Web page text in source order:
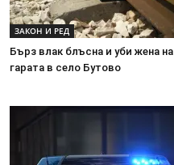
ЗАКОН И РЕД
Бърз влак блъсна и уби жена на
гарата в село Бутово